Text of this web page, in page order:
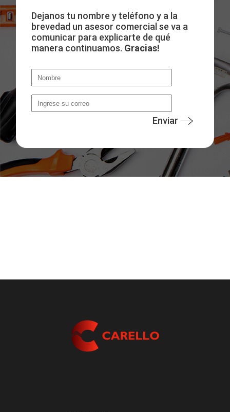
Dejanos tu nombre y teléfono y a la
brevedad un asesor comercial se va a
comunicar para explicarte de qué
manera continuamos. Gracias!
Enviar